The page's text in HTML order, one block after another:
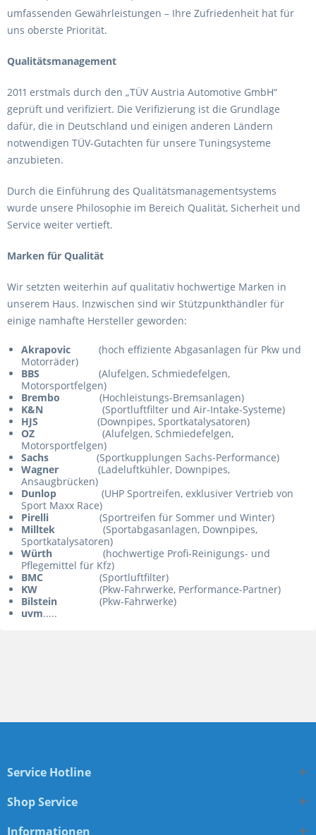
umfassenden Gewährleistungen – Ihre Zufriedenheit hat für
uns oberste Priorität.
Qualitätsmanagement
2011 erstmals durch den „TÜV Austria Automotive GmbH“
geprüft und verifiziert. Die Verifizierung ist die Grundlage
dafür, die in Deutschland und einigen anderen Ländern
notwendigen TÜV-Gutachten für unsere Tuningsysteme
anzubieten.
Durch die Einführung des Qualitätsmanagementsystems
wurde unsere Philosophie im Bereich Qualität, Sicherheit und
Service weiter vertieft.
Marken für Qualität
Wir setzten weiterhin auf qualitativ hochwertige Marken in
unserem Haus. Inzwischen sind wir Stützpunkthändler für
einige namhafte Hersteller geworden:
Akrapovic (hoch effiziente Abgasanlagen für Pkw und
Motorräder)
BBS (Alufelgen, Schmiedefelgen,
Motorsportfelgen)
Brembo (Hochleistungs-Bremsanlagen)
K&N (Sportluftfilter und Air-Intake-Systeme)
HJS (Downpipes, Sportkatalysatoren)
OZ (Alufelgen, Schmiedefelgen,
Motorsportfelgen)
Sachs (Sportkupplungen Sachs-Performance)
Wagner (Ladeluftkühler, Downpipes,
Ansaugbrücken)
Dunlop (UHP Sportreifen, exklusiver Vertrieb von
Sport Maxx Race)
Pirelli (Sportreifen für Sommer und Winter)
Milltek (Sportabgasanlagen, Downpipes,
Sportkatalysatoren)
Würth (hochwertige Profi-Reinigungs- und
Pflegemittel für Kfz)
BMC (Sportluftfilter)
KW (Pkw-Fahrwerke, Performance-Partner)
Bilstein (Pkw-Fahrwerke)
uvm.....
Service Hotline
Shop Service
Informationen